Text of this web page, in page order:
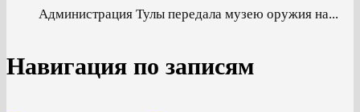
Администрация Тулы передала музею оружия на...
Навигация по записям